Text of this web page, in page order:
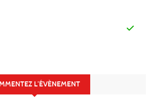
L’ÉVÈNEMENT